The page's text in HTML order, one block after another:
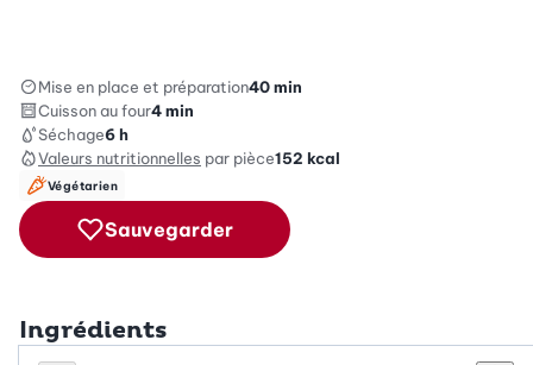
Mise en place et préparation40 min
Cuisson au four4 min
Séchage6 h
Valeurs nutritionnelles par pièce152 kcal
Végétarien
Sauvegarder
Ingrédients